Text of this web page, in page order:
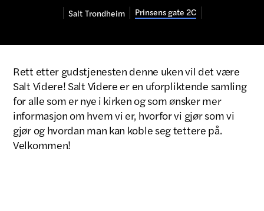
Salt Trondheim Prinsens gate 2C
Rett etter gudstjenesten denne uken vil det være
Salt Videre! Salt Videre er en uforpliktende samling
for alle som er nye i kirken og som ønsker mer
informasjon om hvem vi er, hvorfor vi gjør som vi
gjør og hvordan man kan koble seg tettere på.
Velkommen!